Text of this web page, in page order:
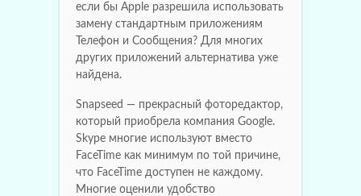
если бы Apple разрешила использовать
замену стандартным приложениям
Телефон и Сообщения? Для многих
других приложений альтернатива уже
найдена.
Snapseed — прекрасный фоторедактор,
который приобрела компания Google.
Skype многие используют вместо
FaceTime как минимум по той причине,
что FaceTime доступен не каждому.
Многие оценили удобство